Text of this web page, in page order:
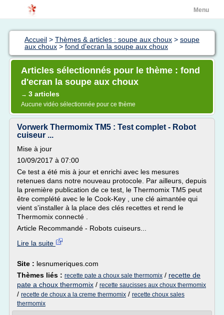
Menu
Accueil > Thèmes & articles : soupe aux choux > soupe
aux choux > fond d'ecran la soupe aux choux
Articles sélectionnés pour le thème : fond
d'ecran la soupe aux choux
→ 3 articles
Aucune vidéo sélectionnée pour ce thème
Vorwerk Thermomix TM5 : Test complet - Robot
cuiseur ...
Mise à jour
10/09/2017 à 07:00
Ce test a été mis à jour et enrichi avec les mesures
retenues dans notre nouveau protocole. Par ailleurs, depuis
la première publication de ce test, le Thermomix TM5 peut
être complété avec le le Cook-Key , une clé aimantée qui
vient s'installer à la place des clés recettes et rend le
Thermomix connecté .
Article Recommandé - Robots cuiseurs...
Lire la suite
Site : lesnumeriques.com
Thèmes liés : recette pate a choux sale thermomix / recette de
pate a choux thermomix / recette saucisses aux choux thermomix
/ recette de choux a la creme thermomix / recette choux sales
thermomix